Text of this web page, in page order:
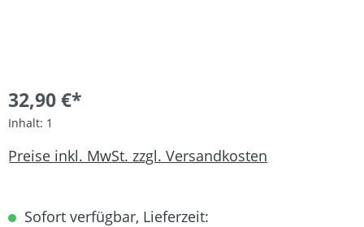
32,90 €*
Inhalt: 1
Preise inkl. MwSt. zzgl. Versandkosten
Sofort verfügbar, Lieferzeit: